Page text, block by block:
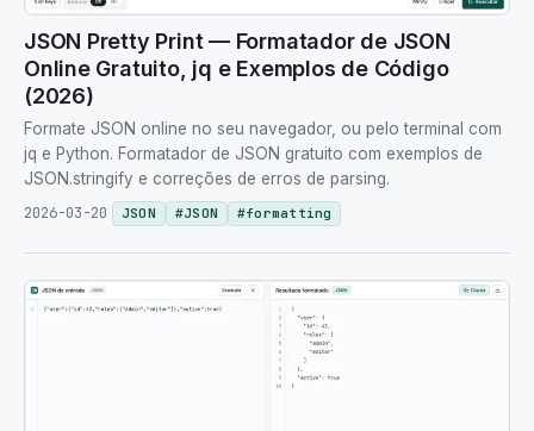
JSON Pretty Print — Formatador de JSON
Online Gratuito, jq e Exemplos de Código
(2026)
Formate JSON online no seu navegador, ou pelo terminal com
jq e Python. Formatador de JSON gratuito com exemplos de
JSON.stringify e correções de erros de parsing.
2026-03-20
JSON #JSON #formatting